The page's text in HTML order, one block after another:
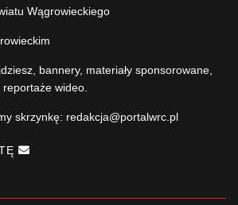
Wągrowieckiego
bannery, materiały sponsorowane,
wideo.
skrzynkę: redakcja@portalwrc.pl